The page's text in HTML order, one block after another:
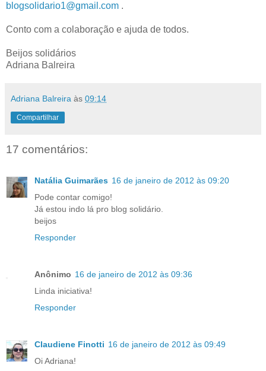
blogsolidario1@gmail.com .
Conto com a colaboração e ajuda de todos.
Beijos solidários
Adriana Balreira
Adriana Balreira às 09:14
Compartilhar
17 comentários:
Natália Guimarães 16 de janeiro de 2012 às 09:20
Pode contar comigo!
Já estou indo lá pro blog solidário.
beijos
Responder
Anônimo 16 de janeiro de 2012 às 09:36
Linda iniciativa!
Responder
Claudiene Finotti 16 de janeiro de 2012 às 09:49
Oi Adriana!